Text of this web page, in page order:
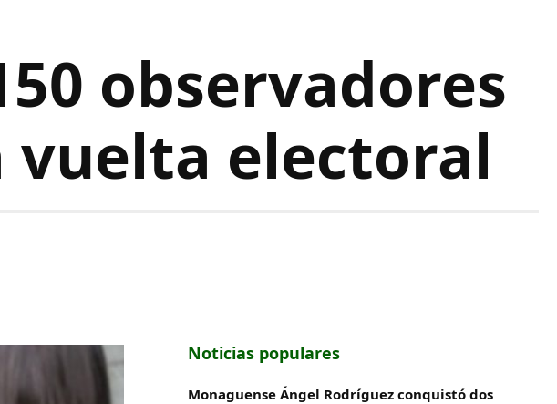
observadores
vuelta electoral
Noticias populares
Monaguense Ángel Rodríguez conquistó dos